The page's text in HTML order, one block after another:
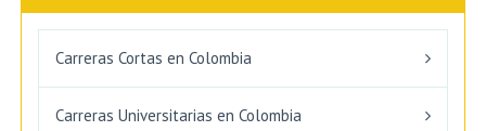
Carreras Cortas en Colombia
Carreras Universitarias en Colombia